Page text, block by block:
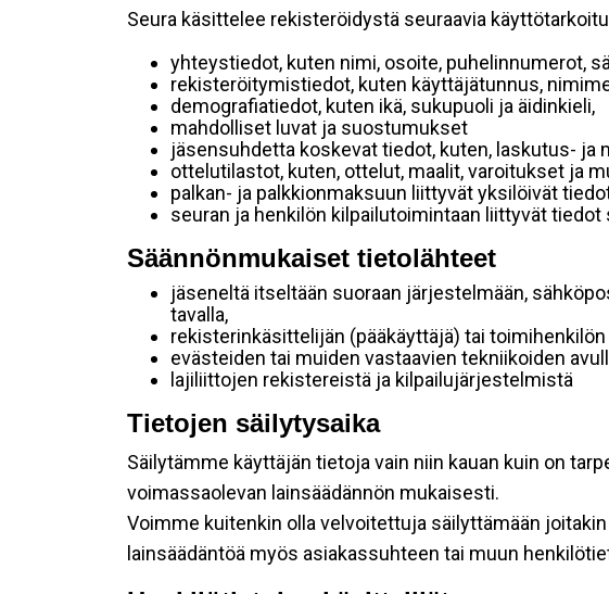
Seura käsittelee rekisteröidystä seuraavia
yhteystiedot, kuten nimi, osoite, puhelinnumerot,
rekisteröitymistiedot, kuten käyttäjätunnus,
demografiatiedot, kuten ikä, sukupuoli ja äidinkieli,
mahdolliset luvat ja suostumukset
jäsensuhdetta koskevat tiedot, kuten, laskutus-
ottelutilastot, kuten, ottelut, maalit, varoitukset ja
palkan- ja palkkionmaksuun liittyvät yksilöivät
seuran ja henkilön kilpailutoimintaan liittyvät
Säännönmukaiset tietolähteet
jäseneltä itseltään suoraan järjestelmään,
tavalla,
rekisterinkäsittelijän (pääkäyttäjä) tai
evästeiden tai muiden vastaavien tekniikoiden
lajiliittojen rekistereistä ja kilpailujärjestelmistä
Tietojen säilytysaika
Säilytämme käyttäjän tietoja vain niin kauan kuin on
voimassaolevan lainsäädännön mukaisesti.
Voimme kuitenkin olla velvoitettuja säilyttämään
lainsäädäntöä myös asiakassuhteen tai muun